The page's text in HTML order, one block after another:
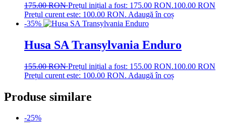
175.00RONPrețul inițial a fost: 175.00 RON.100.00 RON
Prețul curent este: 100.00 RON. Adaugă în coș
-35%
Husa SA Transylvania Enduro
155.00RONPrețul inițial a fost: 155.00 RON.100.00 RON
Prețul curent este: 100.00 RON. Adaugă în coș
Produse similare
-25%